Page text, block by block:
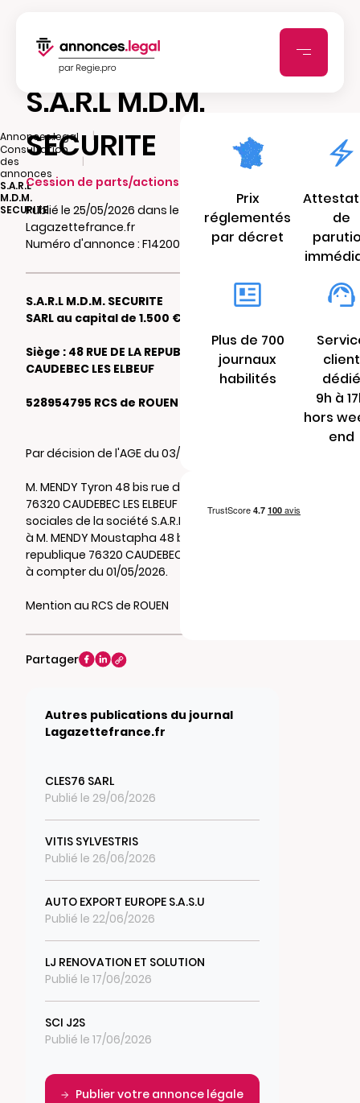
Annonces.legal
|
Consultation
des
annonces
|
S.A.R.L
M.D.M.
SECURITE
S.A.R.L M.D.M.
SECURITE
Cession de parts/actions sociales
Publié le 25/05/2026 dans le journal
Lagazettefrance.fr
Numéro d'annonce : F14200165604x
S.A.R.L M.D.M. SECURITE
SARL au capital de 1.500 €
Siège : 48 RUE DE LA REPUBLIQUE 76320
CAUDEBEC LES ELBEUF
528954795 RCS de ROUEN
Par décision de l'AGE du 03/04/2026
M. MENDY Tyron 48 bis rue de la republique
76320 CAUDEBEC LES ELBEUF a cédé 90 parts
sociales de la société S.A.R.L M.D.M. SECURITE
à M. MENDY Moustapha 48 bis rue de la
republique 76320 CAUDEBEC LES ELBEUF et ce
à compter du 01/05/2026.
Mention au RCS de ROUEN
Partager
Autres publications du journal
Lagazettefrance.fr
CLES76 SARL
Publié le 29/06/2026
VITIS SYLVESTRIS
Publié le 26/06/2026
AUTO EXPORT EUROPE S.A.S.U
Publié le 22/06/2026
LJ RENOVATION ET SOLUTION
Publié le 17/06/2026
SCI J2S
Publié le 17/06/2026
Publier votre annonce légale
Prix
réglementés
par décret
de
Plus de 700
journaux
habilités
client
dédié
9h à
hors
end